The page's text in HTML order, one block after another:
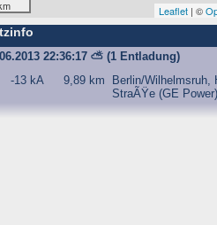
Leaflet | ©
22:36:17 ⛅ (1 Entladung)
-13 kA 9,89 km
Berlin/Wilhelmsruh,
StraÃŸe (GE Power)